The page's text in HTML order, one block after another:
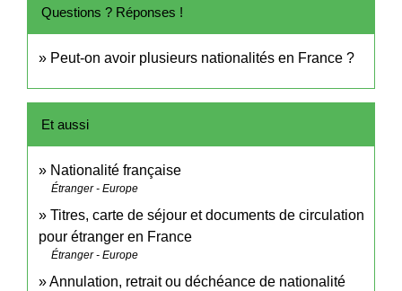
Questions ? Réponses !
Peut-on avoir plusieurs nationalités en France ?
Et aussi
Nationalité française
Étranger - Europe
Titres, carte de séjour et documents de circulation
pour étranger en France
Étranger - Europe
Annulation, retrait ou déchéance de nationalité